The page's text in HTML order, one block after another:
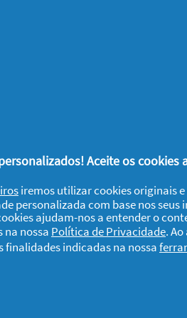
de bolo de coco e iogurte? Se
e partilhe a sua opinião ou a forma
tão saboroso.
para adicionar ao seu livro de
Esperamos que sim! Faça ‘Gosto'
Aceite os cookies
iremos utilizar cookies originais
personalizada com base nos
ajudam-nos a entender o
na nossa Política de Privacidade.
finalidades indicadas na nossa